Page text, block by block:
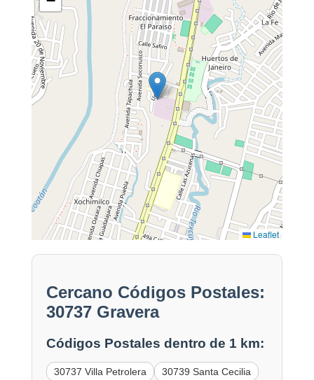
Leaflet
Cercano Códigos Postales:
30737 Gravera
Códigos Postales dentro de 1 km:
30737 Villa Petrolera
30739 Santa Cecilia